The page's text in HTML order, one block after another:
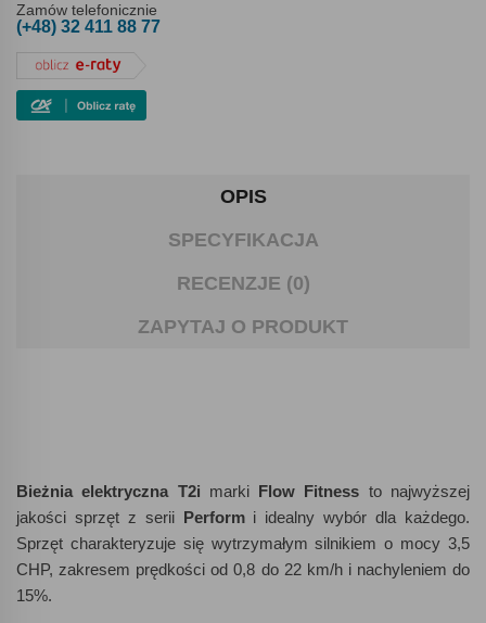
Zamów telefonicznie
(+48) 32 411 88 77
OPIS
SPECYFIKACJA
RECENZJE (0)
ZAPYTAJ O PRODUKT
Bieżnia elektryczna T2i marki Flow Fitness to najwyższej
jakości sprzęt z serii Performi idealny wybór dla każdego.
Sprzęt charakteryzuje się wytrzymałym silnikiem o mocy 3,5
CHP, zakresem prędkości od 0,8 do 22 km/h i nachyleniem do
15%.